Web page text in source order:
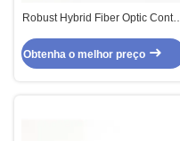
Robust Hybrid Fiber Optic Control
Definition TV Cable Camera
Obtenha o melhor preço